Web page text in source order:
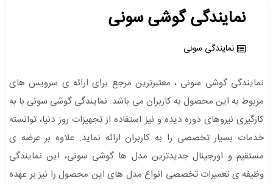
نمایندگی گوشی سونی
نمایندگی سونی
نمایندگی گوشی سونی ، معتبرترین مرجع برای ارائه ی سرویس های
مربوط به این محصول به کاربران می باشد. نمايندگی گوشی سونی با به
کارگیری نیروهای دوره دیده و نیز استفاده از تجهیزات روز دنیا، توانسته
خدمات بسیار تخصصی را به کاربران ارائه نماید. علاوه بر عرضه ی
مستقیم و اورجینال جدیدترین مدل ها گوشی سونی، این نمایندگی
وظیفه ی تعمیرات تخصصی انواع مدل های این محصول را نیز بر عهده